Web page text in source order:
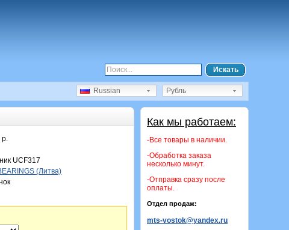
Искать
Рубль
Russian
Как мы работаем:
-Все товары в наличии.
-Обработка заказа
несколько минут.
-Отправка сразу после
оплаты.
Отдел продаж:
mts-vostok@yandex.ru
р.
UCF317
(Литва)